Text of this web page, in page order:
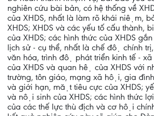
nghiên cứu bài bản, có hệ thống về
của XHDS, nhất là làm rõ khái niệm,
XHDS; XHDS và các yếu tố cấu thành,
của XHDS; các hình thức của XHDS
lịch sử - cụ thể, nhất là chế độ chính
văn hóa, trình độ phát triển kinh tế -
của XHDS và quan hệ của XHDS với
trường, tôn giáo, mạng xã hội, gia
và giới hạn, mặt tiêu cực của XHDS;
và nội sinh của XHDS; các hình thức
của các thế lực thù địch và cơ hội